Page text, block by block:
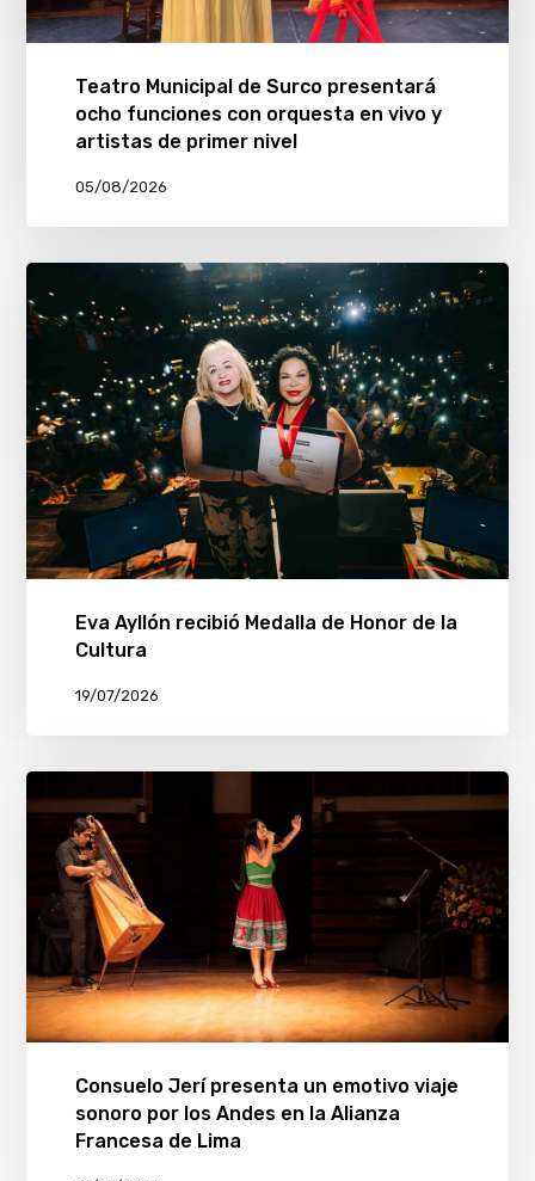
Teatro Municipal de Surco presentará
ocho funciones con orquesta en vivo y
artistas de primer nivel
05/08/2026
Eva Ayllón recibió Medalla de Honor de la
Cultura
19/07/2026
Consuelo Jerí presenta un emotivo viaje
sonoro por los Andes en la Alianza
Francesa de Lima